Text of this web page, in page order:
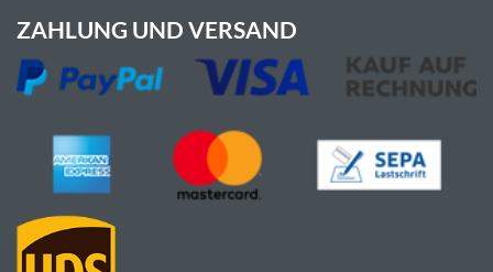
ZAHLUNG UND VERSAND